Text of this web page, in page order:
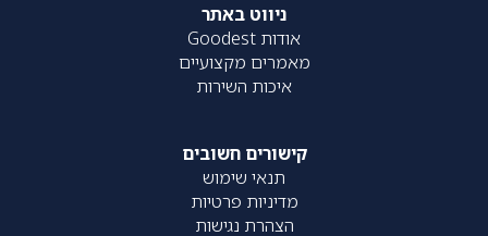
ניווט באתר
אודות Goodest
מאמרים מקצועיים
איכות השירות
קישורים חשובים
תנאי שימוש
מדיניות פרטיות
הצהרת נגישות